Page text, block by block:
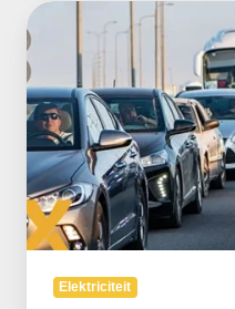
Een
batterij
als
oplossing
voor
de
tijdelijke
stroomstop
Elektriciteit